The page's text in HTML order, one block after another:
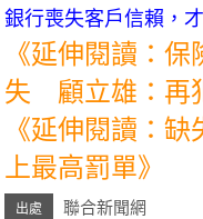
銀行喪失客戶信賴，
《延伸閱讀：
失 顧立雄：再
《延伸閱讀：
上最高罰單》
聯合新聞網